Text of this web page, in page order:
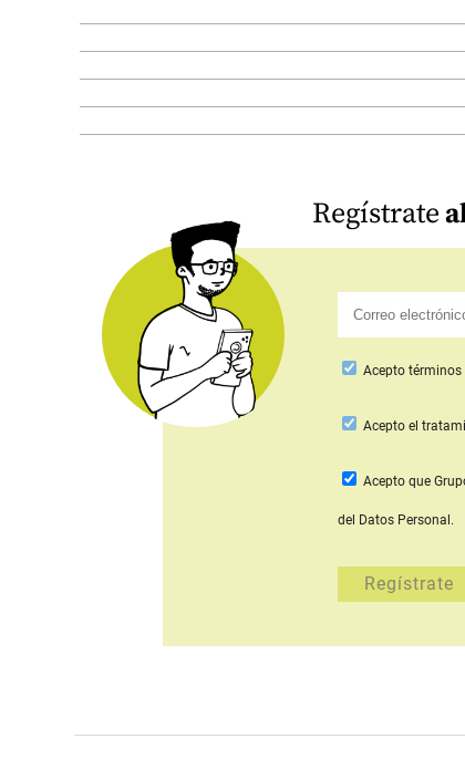
Regístrate
Acepto términos
Aceptoel
Acepto que
del Datos Personal.